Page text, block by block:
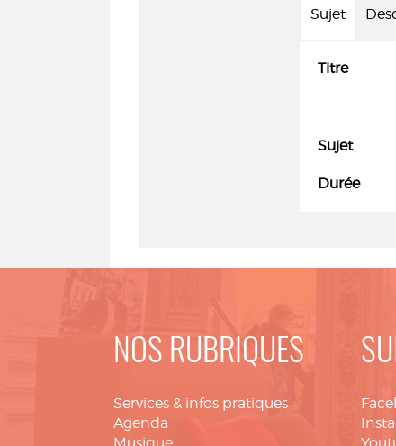
Sujet
Titre
Sujet
Durée
NOS RUBRIQUES
Services & infos pratiques
Agenda